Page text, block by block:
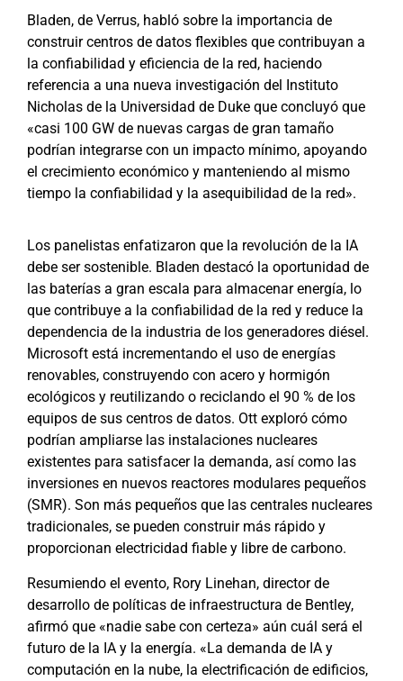
Bladen, de Verrus, habló sobre la importancia de
construir centros de datos flexibles que contribuyan a
la confiabilidad y eficiencia de la red, haciendo
referencia a una nueva investigación del Instituto
Nicholas de la Universidad de Duke que concluyó que
«casi 100 GW de nuevas cargas de gran tamaño
podrían integrarse con un impacto mínimo, apoyando
el crecimiento económico y manteniendo al mismo
tiempo la confiabilidad y la asequibilidad de la red».
Los panelistas enfatizaron que la revolución de la IA
debe ser sostenible. Bladen destacó la oportunidad de
las baterías a gran escala para almacenar energía, lo
que contribuye a la confiabilidad de la red y reduce la
dependencia de la industria de los generadores diésel.
Microsoft está incrementando el uso de energías
renovables, construyendo con acero y hormigón
ecológicos y reutilizando o reciclando el 90 % de los
equipos de sus centros de datos. Ott exploró cómo
podrían ampliarse las instalaciones nucleares
existentes para satisfacer la demanda, así como las
inversiones en nuevos reactores modulares pequeños
(SMR). Son más pequeños que las centrales nucleares
tradicionales, se pueden construir más rápido y
proporcionan electricidad fiable y libre de carbono.
Resumiendo el evento, Rory Linehan, director de
desarrollo de políticas de infraestructura de Bentley,
afirmó que «nadie sabe con certeza» aún cuál será el
futuro de la IA y la energía. «La demanda de IA y
computación en la nube, la electrificación de edificios,